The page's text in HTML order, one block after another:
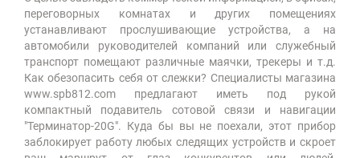
переговорных комнатах и других помещениях
устанавливают прослушивающие устройства, а на
автомобили руководителей компаний или служебный
транспорт помещают различные маячки, трекеры и т.д.
Как обезопасить себя от слежки? Специалисты магазина
www.spb812.com предлагают иметь под рукой
компактный подавитель сотовой связи и навигации
"Терминатор-20G". Куда бы вы не поехали, этот прибор
заблокирует работу любых следящих устройств и скроет